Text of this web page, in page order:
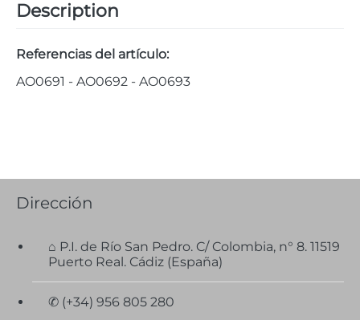
Description
Referencias del artículo:
AO0691 - AO0692 - AO0693
Dirección
⌂ P.I. de Río San Pedro. C/ Colombia, n° 8. 11519
Puerto Real. Cádiz (España)
✆ (+34) 956 805 280